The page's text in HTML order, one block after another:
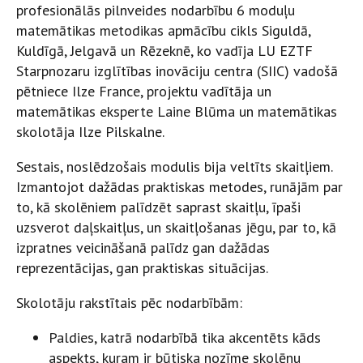
profesionālās pilnveides nodarbību 6 moduļu
matemātikas metodikas apmācību cikls Siguldā,
Kuldīgā, Jelgavā un Rēzeknē, ko vadīja LU EZTF
Starpnozaru izglītības inovāciju centra (SIIC) vadošā
pētniece Ilze France, projektu vadītāja un
matemātikas eksperte Laine Blūma un matemātikas
skolotāja Ilze Pilskalne.
Sestais, noslēdzošais modulis bija veltīts skaitļiem.
Izmantojot dažādas praktiskas metodes, runājām par
to, kā skolēniem palīdzēt saprast skaitļu, īpaši
uzsverot daļskaitļus, un skaitļošanas jēgu, par to, kā
izpratnes veicināšanā palīdz gan dažādas
reprezentācijas, gan praktiskas situācijas.
Skolotāju rakstītais pēc nodarbībām:
Paldies, katrā nodarbībā tika akcentēts kāds
aspekts, kuram ir būtiska nozīme skolēnu